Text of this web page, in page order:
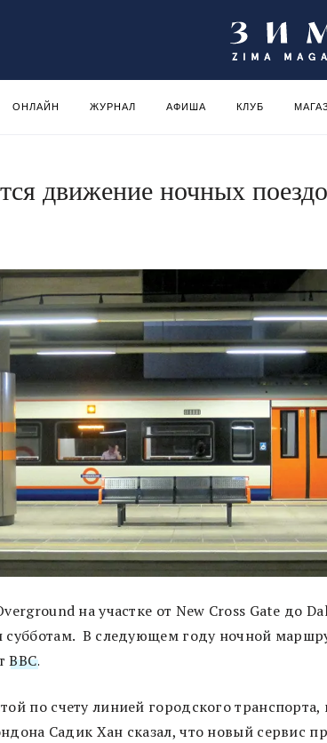
ОНЛАЙН ЖУРНАЛ АФИША КЛУБ
движение ночных
на участке от New Cross Gate до
субботам. В следующем году ночной
BBC.
по счету линией городского транспорта,
Садик Хан сказал, что новый сервис